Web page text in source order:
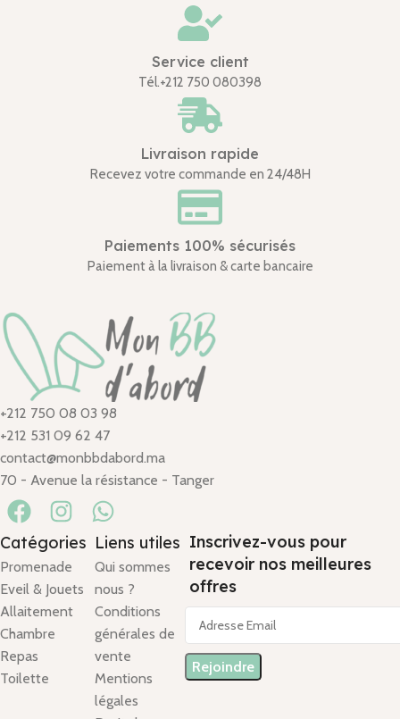
Service client
Tél.+212 750 080398
Livraison rapide
Recevez votre commande en 24/48H
Paiements 100% sécurisés
Paiement à la livraison & carte bancaire
+212 750 08 03 98
+212 531 09 62 47
contact@monbbdabord.ma
70 - Avenue la résistance - Tanger
Catégories
Promenade
Eveil & Jouets
Allaitement
Chambre
Repas
Toilette
Liens utiles
Qui sommes
nous ?
Conditions
générales de
vente
Mentions
légales
Inscrivez-vous pour
recevoir nos meilleures
offres